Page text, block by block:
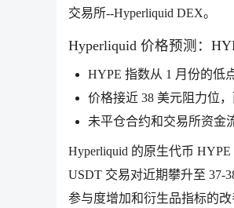
交易所--Hyperliquid DEX。
Hyperliquid 价格预测：
HYPE 指数从 1 月份的低
价格接近 38 美元阻力位
未平仓合约和交易所资金
Hyperliquid 的原生代币
USDT 交易对近期攀升至 37-
参与度增加和衍生品指标的